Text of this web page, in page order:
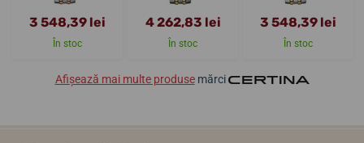
3 548,39 lei
În stoc
4 262,83 lei
În stoc
3 548,39 lei
În stoc
Afișează mai multe produsemărci